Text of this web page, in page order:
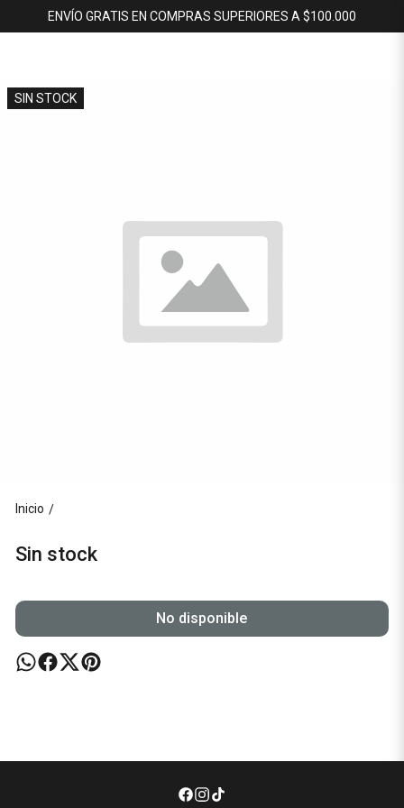
ENVÍO GRATIS EN COMPRAS SUPERIORES A $100.000
SIN STOCK
Inicio /
Sin stock
No disponible